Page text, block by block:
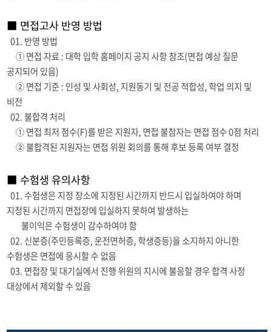
■ 면접고사 반영 방법
01. 반영 방법
① 면접 자료 : 대학 입학 홈페이지 공지 사항 참조(면접 예상 질문
공지되어 있음)
② 면접 기준 : 인성 및 사회성, 지원동기 및 전공 적합성, 학업 의지 및
비전
02. 불합격 처리
① 면접 최저 점수(F)를 받은 지원자, 면접 불참자는 면접 점수 0점 처리
② 불합격된 지원자는 면접 위원 회의를 통해 후보 등록 여부 결정
■ 수험생 유의사항
01. 수험생은 지정 장소에 지정된 시간까지 반드시 입실하여야 하며
지정된 시간까지 면접장에 입실하지 못하여 발생하는
불이익은 수험생이 감수하여야 함
02. 신분증(주민등록증, 운전면허증, 학생증등)을 소지하지 아니한
수험생은 면접에 응시할 수 없음
03. 면접장 및 대기실에서 진행 위원의 지시에 불응할 경우 합격 사정
대상에서 제외할 수 있음